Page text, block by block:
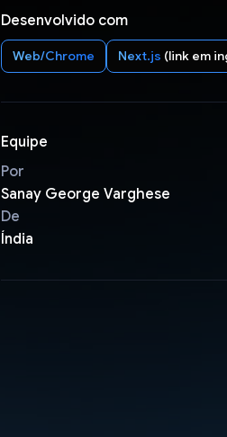
Desenvolvido com
Web/Chrome Next.js (link em
Equipe
Por
Sanay George Varghese
De
Índia